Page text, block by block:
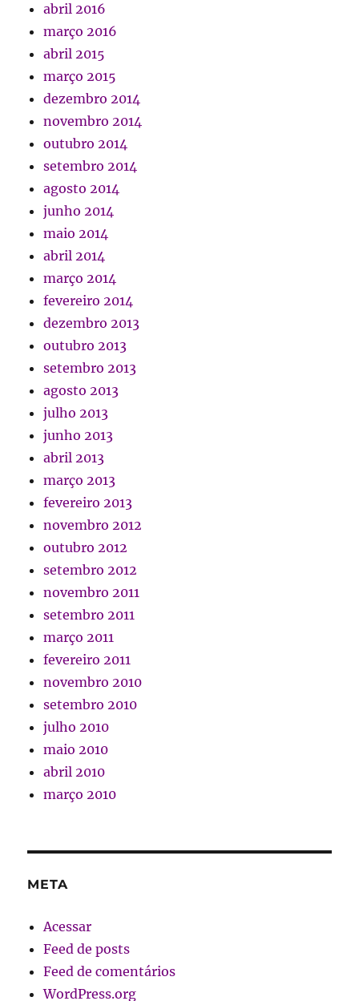
abril 2016
março 2016
abril 2015
março 2015
dezembro 2014
novembro 2014
outubro 2014
setembro 2014
agosto 2014
junho 2014
maio 2014
abril 2014
março 2014
fevereiro 2014
dezembro 2013
outubro 2013
setembro 2013
agosto 2013
julho 2013
junho 2013
abril 2013
março 2013
fevereiro 2013
novembro 2012
outubro 2012
setembro 2012
novembro 2011
setembro 2011
março 2011
fevereiro 2011
novembro 2010
setembro 2010
julho 2010
maio 2010
abril 2010
março 2010
META
Acessar
Feed de posts
Feed de comentários
WordPress.org